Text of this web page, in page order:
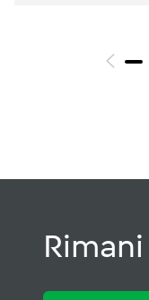
Rimani